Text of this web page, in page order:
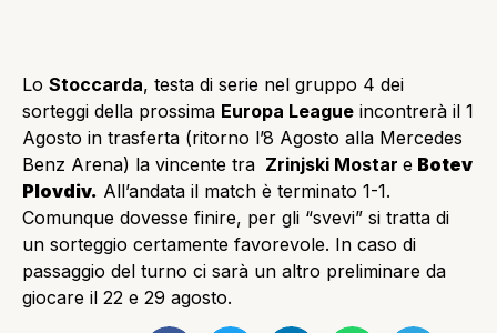
Lo Stoccarda, testa di serie nel gruppo 4 dei
sorteggi della prossima Europa League incontrerà il 1
Agosto in trasferta (ritorno l’8 Agosto alla Mercedes
Benz Arena) la vincente tra Zrinjski Mostar e Botev
Plovdiv. All’andata il match è terminato 1-1.
Comunque dovesse finire, per gli “svevi” si tratta di
un sorteggio certamente favorevole. In caso di
passaggio del turno ci sarà un altro preliminare da
giocare il 22 e 29 agosto.